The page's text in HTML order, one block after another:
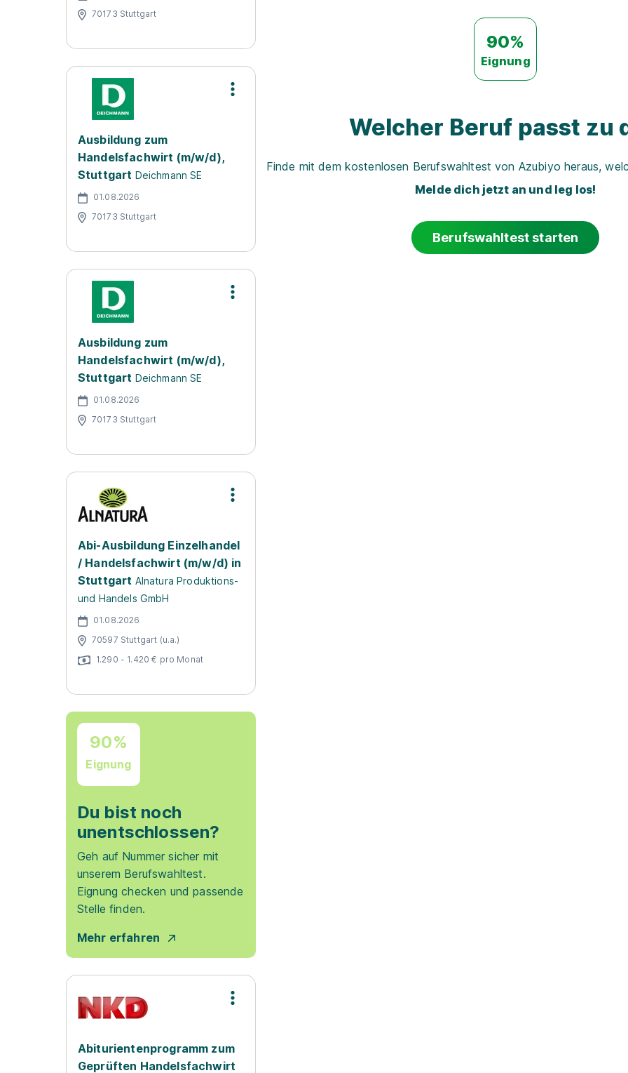
70173 Stuttgart
Ausbildung zum
Handelsfachwirt (m/w/d),
Stuttgart Deichmann SE
01.08.2026
70173 Stuttgart
Ausbildung zum
Handelsfachwirt (m/w/d),
Stuttgart Deichmann SE
01.08.2026
70173 Stuttgart
Abi-Ausbildung Einzelhandel
/ Handelsfachwirt (m/w/d) in
Stuttgart Alnatura Produktions-
und Handels GmbH
01.08.2026
70597 Stuttgart (u.a.)
1.290 - 1.420 € pro Monat
90%
Eignung
Du bist noch
unentschlossen?
Geh auf Nummer sicher mit
unserem Berufswahltest.
Eignung checken und passende
Stelle finden.
Mehr erfahren
Abiturientenprogramm zum
Geprüften Handelsfachwirt
90%
Eignung
Welcher Beruf passt zu
Finde mit dem kostenlosen Berufswahltest von Azubiyo heraus,
Melde dich jetzt an und leg los!
Berufswahltest starten